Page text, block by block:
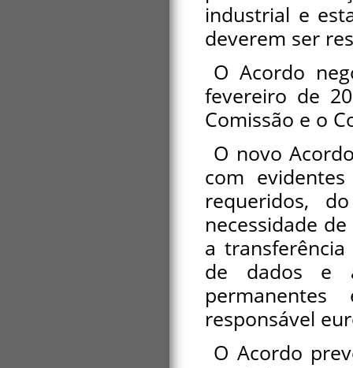
industrial e
deverem ser
O Acordo
fevereiro de
Comissão e o
O novo
com
requeridos,
necessidade
a
de dados e
responsável
O Acordo